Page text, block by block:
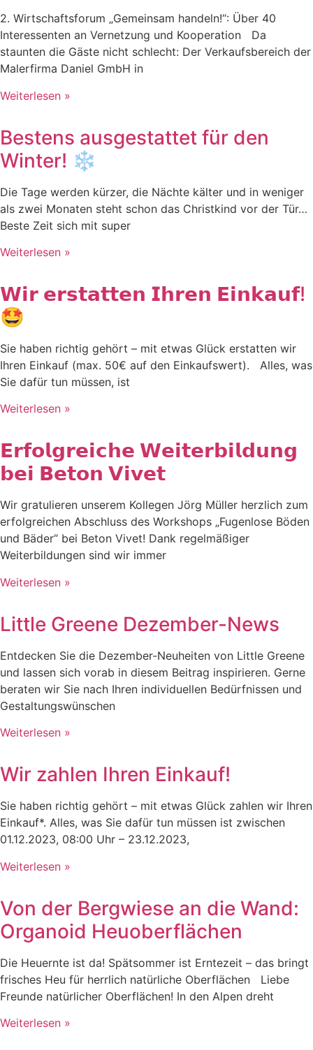
2. Wirtschaftsforum „Gemeinsam handeln!“: Über 40
Interessenten an Vernetzung und Kooperation Da
staunten die Gäste nicht schlecht: Der Verkaufsbereich der
Malerfirma Daniel GmbH in
Weiterlesen »
Bestens ausgestattet für den
Winter! ❄️
Die Tage werden kürzer, die Nächte kälter und in weniger
als zwei Monaten steht schon das Christkind vor der Tür…
Beste Zeit sich mit super
Weiterlesen »
𝗪𝗶𝗿 𝗲𝗿𝘀𝘁𝗮𝘁𝘁𝗲𝗻 𝗜𝗵𝗿𝗲𝗻 𝗘𝗶𝗻𝗸𝗮𝘂𝗳!
🤩
Sie haben richtig gehört – mit etwas Glück erstatten wir
Ihren Einkauf (max. 50€ auf den Einkaufswert). Alles, was
Sie dafür tun müssen, ist
Weiterlesen »
𝗘𝗿𝗳𝗼𝗹𝗴𝗿𝗲𝗶𝗰𝗵𝗲 𝗪𝗲𝗶𝘁𝗲𝗿𝗯𝗶𝗹𝗱𝘂𝗻𝗴
𝗯𝗲𝗶 𝗕𝗲𝘁𝗼𝗻 𝗩𝗶𝘃𝗲𝘁
Wir gratulieren unserem Kollegen Jörg Müller herzlich zum
erfolgreichen Abschluss des Workshops „Fugenlose Böden
und Bäder“ bei Beton Vivet! Dank regelmäßiger
Weiterbildungen sind wir immer
Weiterlesen »
Little Greene Dezember-News
Entdecken Sie die Dezember-Neuheiten von Little Greene
und lassen sich vorab in diesem Beitrag inspirieren. Gerne
beraten wir Sie nach Ihren individuellen Bedürfnissen und
Gestaltungswünschen
Weiterlesen »
Wir zahlen Ihren Einkauf!
Sie haben richtig gehört – mit etwas Glück zahlen wir Ihren
Einkauf*. Alles, was Sie dafür tun müssen ist zwischen
01.12.2023, 08:00 Uhr – 23.12.2023,
Weiterlesen »
Von der Bergwiese an die Wand:
Organoid Heuoberflächen
Die Heuernte ist da! Spätsommer ist Erntezeit – das bringt
frisches Heu für herrlich natürliche Oberflächen Liebe
Freunde natürlicher Oberflächen! In den Alpen dreht
Weiterlesen »